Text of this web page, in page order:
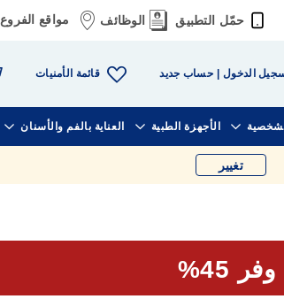
حمّل التطبيق الوظائف مواقع الفروع
الدخول حساب جديد قائمة الأمنيات
الأجهزة الطبية العناية بالفم والأسنان
تغيير
وفر 45%